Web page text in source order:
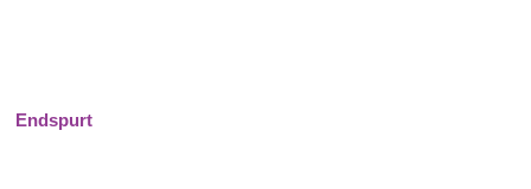
Endspurt